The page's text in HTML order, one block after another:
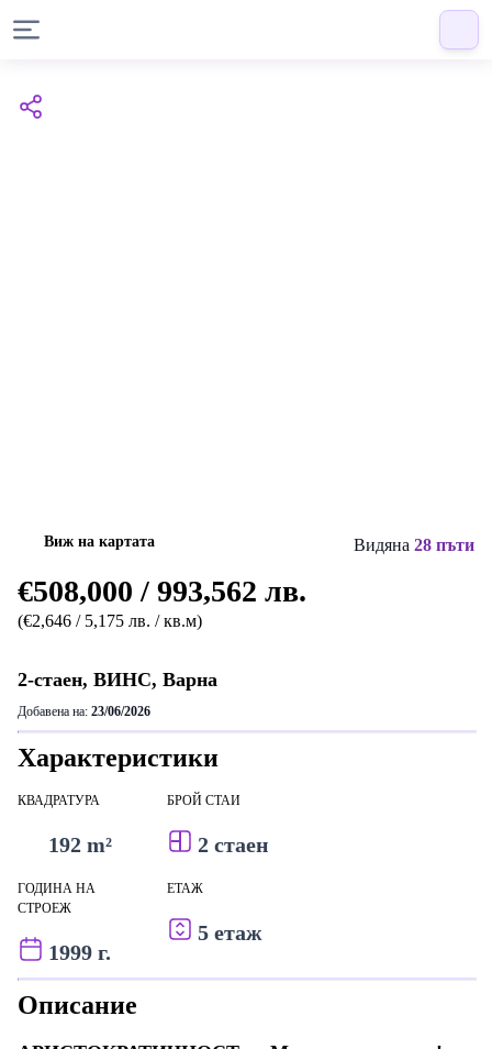
Виж на картата Видяна 28 пъти
€508,000 / 993,562 лв.
(€2,646 / 5,175 лв. / кв.м)
2-стаен, ВИНС, Варна
Добавена на: 23/06/2026
Характеристики
КВАДРАТУРА
192 m²
БРОЙ СТАИ
2 стаен
ГОДИНА НА
СТРОЕЖ
1999 г.
ЕТАЖ
5 етаж
Описание